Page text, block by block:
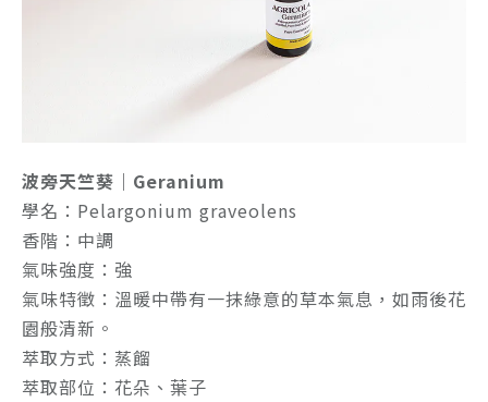
波旁天竺葵｜Geranium
學名：Pelargonium graveolens
香階：中調
氣味強度：強
氣味特徵：溫暖中帶有一抹綠意的草本氣息，如雨後花
園般清新。
萃取方式：蒸餾
萃取部位：花朵、葉子